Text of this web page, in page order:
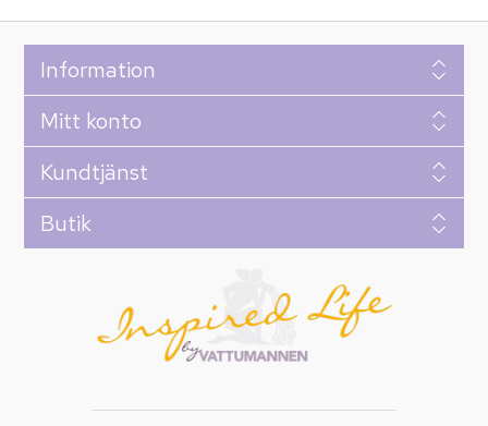
Information
Mitt konto
Kundtjänst
Butik